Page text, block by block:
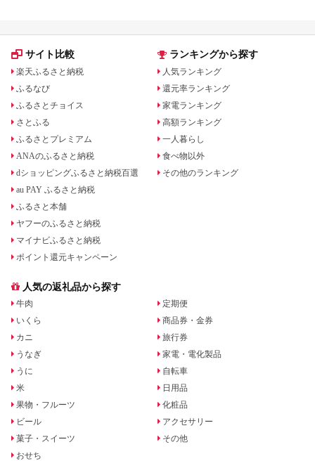
サイト比較
楽天ふるさと納税
ふるなび
ふるさとチョイス
さとふる
ふるさとプレミアム
ANAのふるさと納税
dショッピングふるさと納税百選
au PAY ふるさと納税
ふるさと本舗
ヤフーのふるさと納税
マイナビふるさと納税
ポイント還元キャンペーン
ランキングから探す
人気ランキング
還元率ランキング
家電ランキング
高額ランキング
一人暮らし
食べ物以外
その他のランキング
人気の返礼品から探す
牛肉
いくら
カニ
うなぎ
うに
米
果物・フルーツ
ビール
菓子・スイーツ
おせち
定期便
商品券・金券
旅行券
家電・電化製品
自転車
日用品
化粧品
アクセサリー
その他